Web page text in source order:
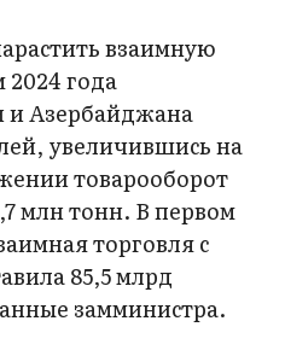
взаимную
года
и Азербайджана
увеличившись на
товарооборот
млн тонн. В первом
торговля с
85,5 млрд
замминистра.